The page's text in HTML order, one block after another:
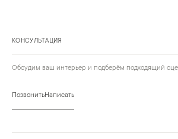
КОНСУЛЬТАЦИЯ
Обсудим ваш интерьер и подберём подходящий
ПозвонитьНаписать